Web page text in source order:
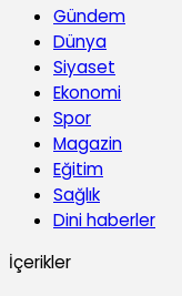
Gündem
Dünya
Siyaset
Ekonomi
Spor
Magazin
Eğitim
Sağlık
Dini haberler
İçerikler